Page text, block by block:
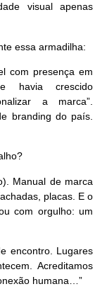
visual apenas
essa armadilha:
com presença em
havia crescido
a marca”.
branding do país.
Manual de marca
placas. E o
com orgulho: um
encontro. Lugares
Acreditamos
humana…”